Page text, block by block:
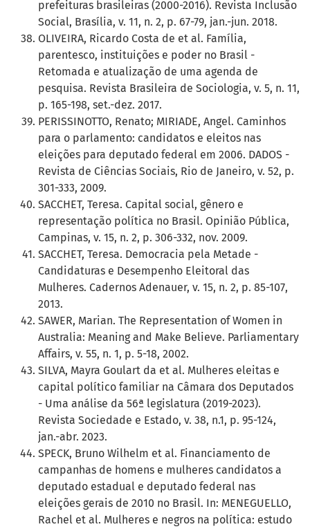
prefeituras brasileiras (2000-2016). Revista Inclusão
Social, Brasília, v. 11, n. 2, p. 67-79, jan.-jun. 2018.
OLIVEIRA, Ricardo Costa de et al. Família,
parentesco, instituições e poder no Brasil -
Retomada e atualização de uma agenda de
pesquisa. Revista Brasileira de Sociologia, v. 5, n. 11,
p. 165-198, set.-dez. 2017.
PERISSINOTTO, Renato; MIRIADE, Angel. Caminhos
para o parlamento: candidatos e eleitos nas
eleições para deputado federal em 2006. DADOS -
Revista de Ciências Sociais, Rio de Janeiro, v. 52, p.
301-333, 2009.
SACCHET, Teresa. Capital social, gênero e
representação política no Brasil. Opinião Pública,
Campinas, v. 15, n. 2, p. 306-332, nov. 2009.
SACCHET, Teresa. Democracia pela Metade -
Candidaturas e Desempenho Eleitoral das
Mulheres. Cadernos Adenauer, v. 15, n. 2, p. 85-107,
2013.
SAWER, Marian. The Representation of Women in
Australia: Meaning and Make Believe. Parliamentary
Affairs, v. 55, n. 1, p. 5-18, 2002.
SILVA, Mayra Goulart da et al. Mulheres eleitas e
capital político familiar na Câmara dos Deputados
- Uma análise da 56ª legislatura (2019-2023).
Revista Sociedade e Estado, v. 38, n.1, p. 95-124,
jan.-abr. 2023.
SPECK, Bruno Wilhelm et al. Financiamento de
campanhas de homens e mulheres candidatos a
deputado estadual e deputado federal nas
eleições gerais de 2010 no Brasil. In: MENEGUELLO,
Rachel et al. Mulheres e negros na política: estudo